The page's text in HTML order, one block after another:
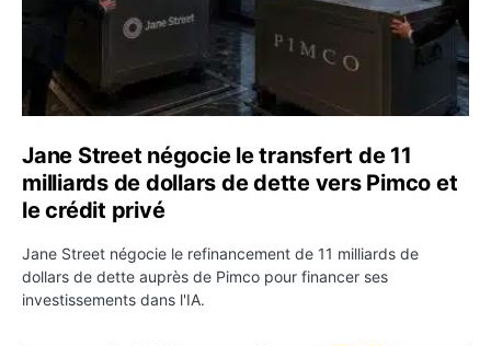
Jane Street négocie le transfert de 11
milliards de dollars de dette vers Pimco et
le crédit privé
Jane Street négocie le refinancement de 11 milliards de
dollars de dette auprès de Pimco pour financer ses
investissements dans l'IA.